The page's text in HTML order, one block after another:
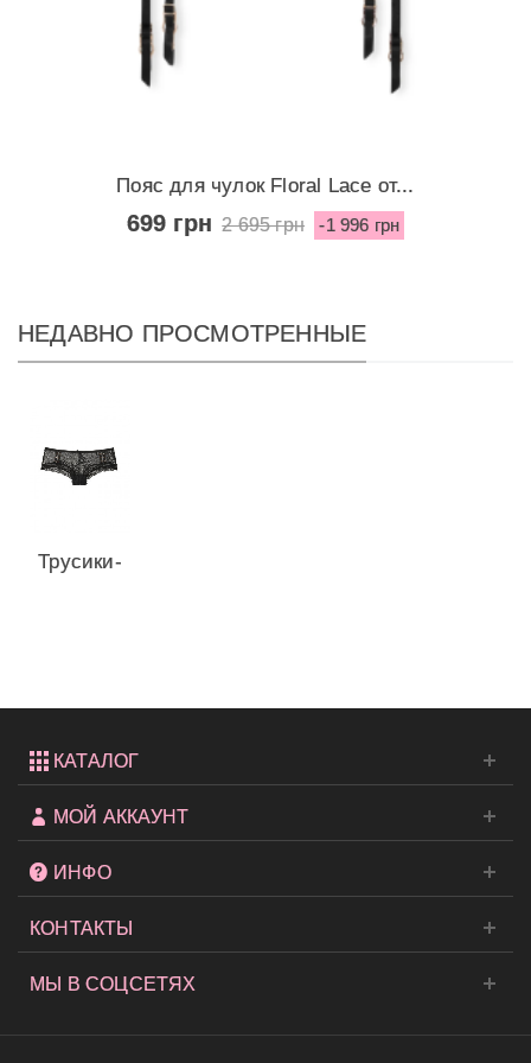
Пояс для чулок Floral Lace от...
699 грн 2 695 грн -1 996 грн
НЕДАВНО ПРОСМОТРЕННЫЕ
Трусики-
КАТАЛОГ
МОЙ АККАУНТ
ИНФО
КОНТАКТЫ
МЫ В СОЦСЕТЯХ